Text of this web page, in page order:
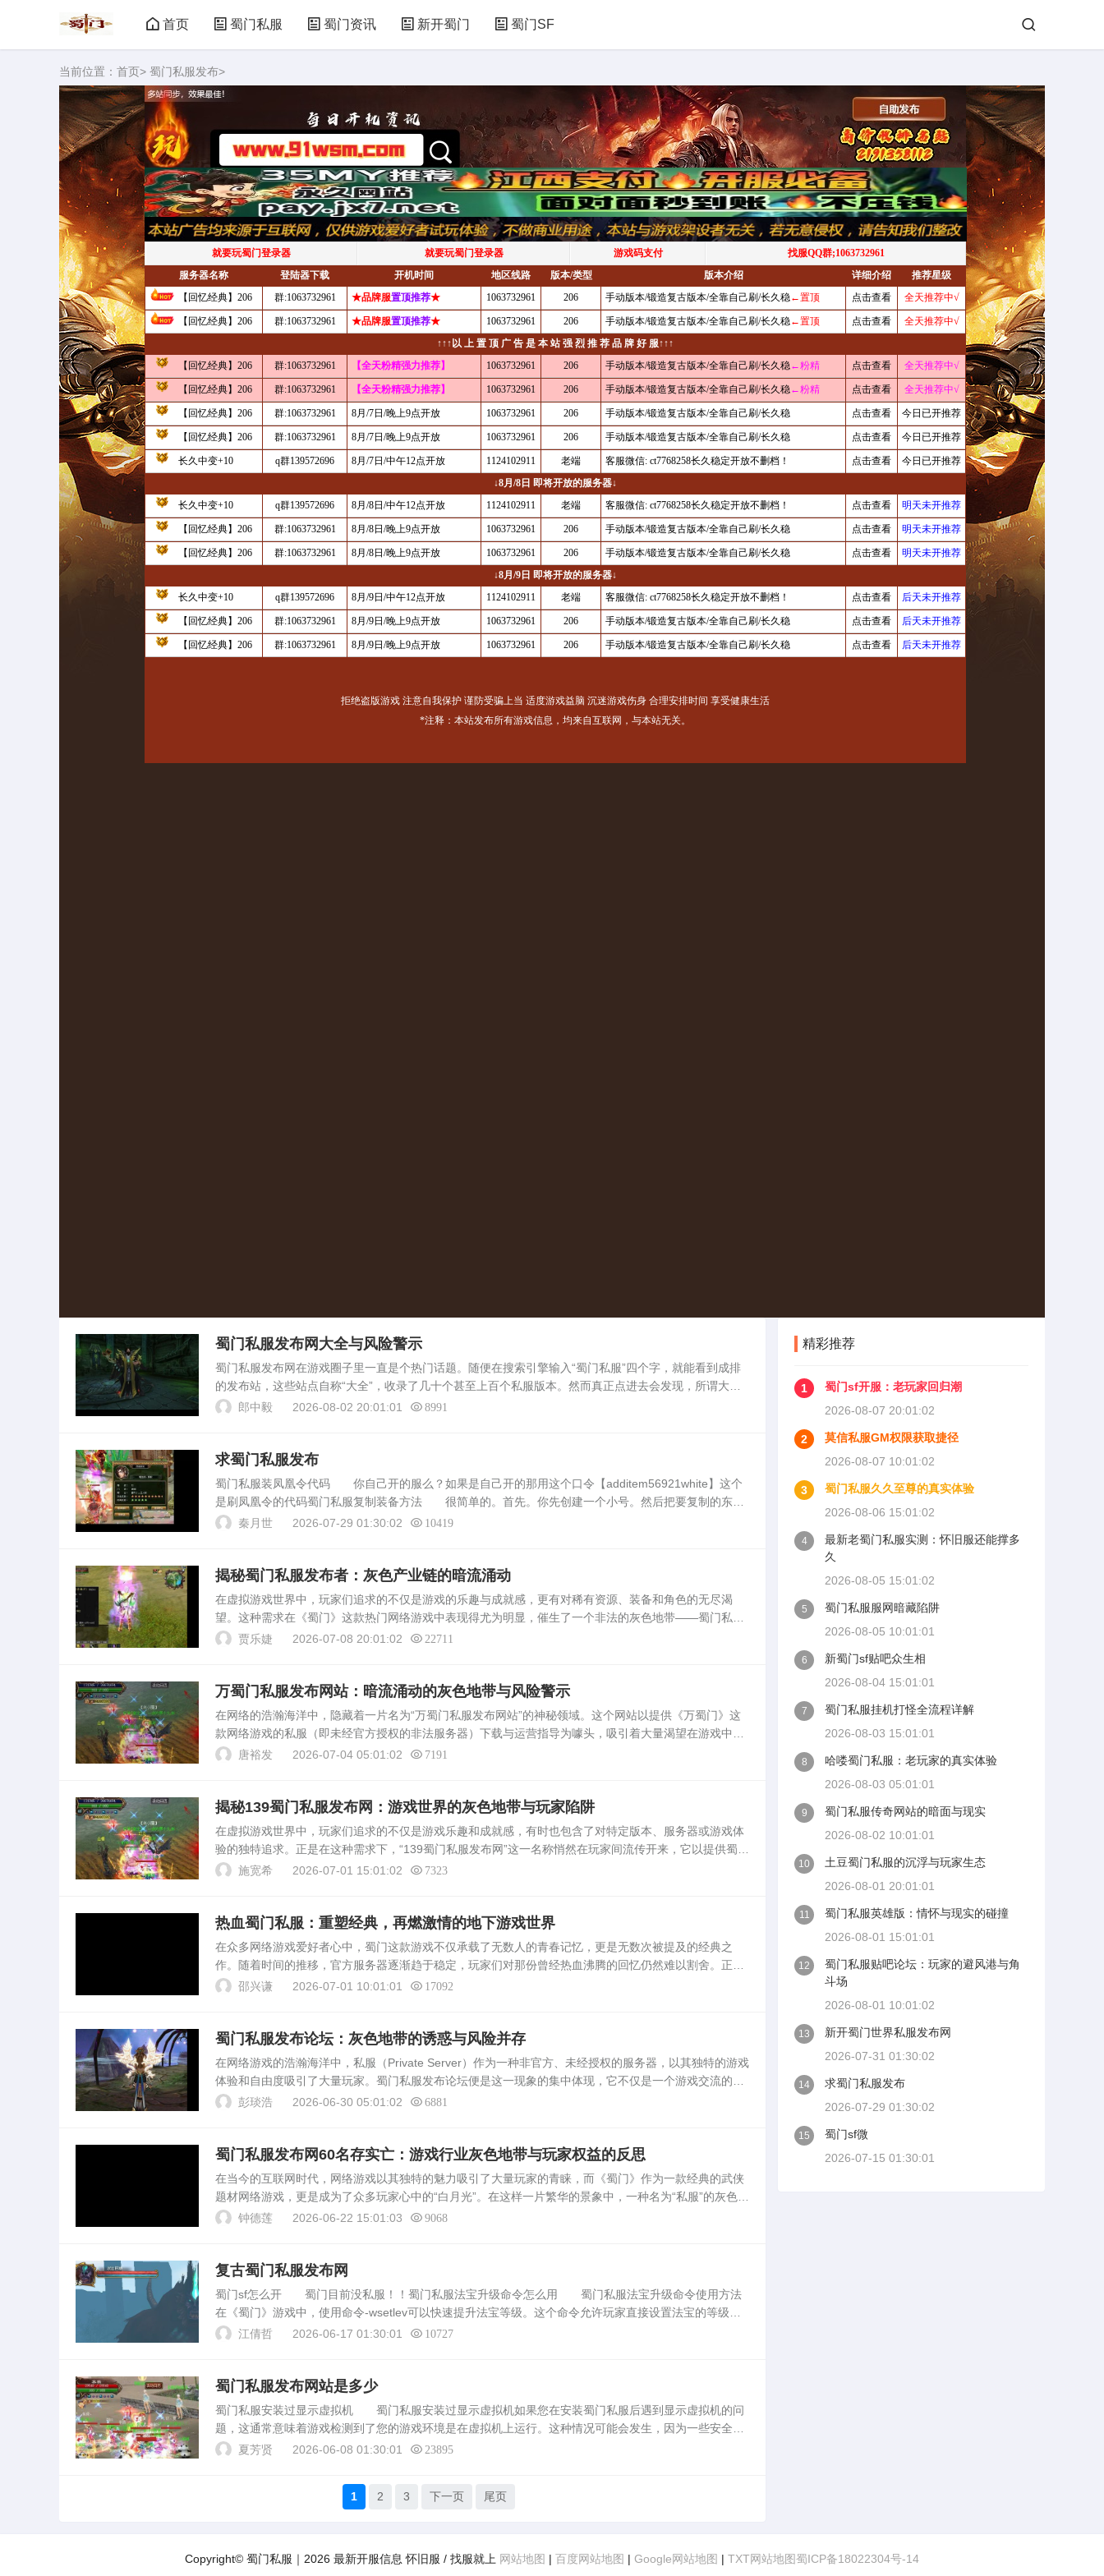
首页 蜀门私服 蜀门资讯 新开蜀门 蜀门SF
当前位置： 首页> 蜀门私服发布>
蜀门私服发布网大全与风险警示
蜀门私服发布网在游戏圈子里一直是个热门话题。随便在搜索引擎输入“蜀门私服”四个字，就能看到成排
的发布站，这些站点自称“大全”，收录了几十个甚至上百个私服版本。然而真正点进去会发现，所谓大全
不过是同一套模子刻出来的页面，列表里的服务器名字五花八门，开区时间精确到分秒，广告语清一色写
郎中毅 2026-08-02 20:01:01 8991
求蜀门私服发布
蜀门私服装凤凰令代码 你自己开的服么？如果是自己开的那用这个口令【additem56921white】这个
是刷凤凰令的代码蜀门私服复制装备方法 很简单的。首先。你先创建一个小号。然后把要复制的东西
交易给小号。之后，大号买80个宝宝。下线再上线。就有了。如果不行。还有一个办法第一步：建个小号
秦月世 2026-07-29 01:30:02 10419
揭秘蜀门私服发布者：灰色产业链的暗流涌动
在虚拟游戏世界中，玩家们追求的不仅是游戏的乐趣与成就感，更有对稀有资源、装备和角色的无尽渴
望。这种需求在《蜀门》这款热门网络游戏中表现得尤为明显，催生了一个非法的灰色地带——蜀门私服
（Private Server）。本文将深入探讨蜀门私服发布者的运营模式、背后的利益链以及其对社会与玩家的负
贾乐婕 2026-07-08 20:01:02 22711
万蜀门私服发布网站：暗流涌动的灰色地带与风险警示
在网络的浩瀚海洋中，隐藏着一片名为“万蜀门私服发布网站”的神秘领域。这个网站以提供《万蜀门》这
款网络游戏的私服（即未经官方授权的非法服务器）下载与运营指导为噱头，吸引着大量渴望在游戏中寻
找“捷径”的玩家。在这看似为玩家提供“无限可能”的背后，却潜藏着数据安全、法律风险以及游戏生态平衡
唐裕发 2026-07-04 05:01:02 7191
揭秘139蜀门私服发布网：游戏世界的灰色地带与玩家陷阱
在虚拟游戏世界中，玩家们追求的不仅是游戏乐趣和成就感，有时也包含了对特定版本、服务器或游戏体
验的独特追求。正是在这种需求下，“139蜀门私服发布网”这一名称悄然在玩家间流传开来，它以提供蜀门
游戏的非官方、私人服务器（简称“私服”）下载和游玩服务而著称。这背后隐藏的不仅仅是游戏体验的变
施宽希 2026-07-01 15:01:02 7323
热血蜀门私服：重塑经典，再燃激情的地下游戏世界
在众多网络游戏爱好者心中，蜀门这款游戏不仅承载了无数人的青春记忆，更是无数次被提及的经典之
作。随着时间的推移，官方服务器逐渐趋于稳定，玩家们对那份曾经热血沸腾的回忆仍然难以割舍。正是
在这样的背景下，“热血蜀门私服”应运而生，为那些渴望重温旧梦的玩家们提供了一片可以自由驰骋的天
邵兴谦 2026-07-01 10:01:01 17092
蜀门私服发布论坛：灰色地带的诱惑与风险并存
在网络游戏的浩瀚海洋中，私服（Private Server）作为一种非官方、未经授权的服务器，以其独特的游戏
体验和自由度吸引了大量玩家。蜀门私服发布论坛便是这一现象的集中体现，它不仅是一个游戏交流的平
台，更是一个灰色地带中交织着欲望与风险的复杂生态。本文将深入探讨蜀门私服发布论坛的运作机制、
彭琰浩 2026-06-30 05:01:02 6881
蜀门私服发布网60名存实亡：游戏行业灰色地带与玩家权益的反思
在当今的互联网时代，网络游戏以其独特的魅力吸引了大量玩家的青睐，而《蜀门》作为一款经典的武侠
题材网络游戏，更是成为了众多玩家心中的“白月光”。在这样一片繁华的景象中，一种名为“私服”的灰色地
带悄然滋生，其中尤以“蜀门私服发布网600”为代表。本文将通过对蜀门私服现象的深入分析，探讨其背后
钟德莲 2026-06-22 15:01:03 9068
复古蜀门私服发布网
蜀门sf怎么开 蜀门目前没私服！！蜀门私服法宝升级命令怎么用 蜀门私服法宝升级命令使用方法
在《蜀门》游戏中，使用命令-wsetlev可以快速提升法宝等级。这个命令允许玩家直接设置法宝的等级，
从而加速法宝的升级过程。例如，输入-wsetlev80可以将法宝等级设置为80级。这种命令通常在游戏的管
江倩哲 2026-06-17 01:30:01 10727
蜀门私服发布网站是多少
蜀门私服安装过显示虚拟机 蜀门私服安装过显示虚拟机如果您在安装蜀门私服后遇到显示虚拟机的问
题，这通常意味着游戏检测到了您的游戏环境是在虚拟机上运行。这种情况可能会发生，因为一些安全系
统会检测到虚拟机的驱动和进程，并将其视为潜在的安全风险。以下是您可以尝试的一些解决方案：重新
夏芳贤 2026-06-08 01:30:01 23895
1 2 3 下一页 尾页
精彩推荐
1
蜀门sf开服：老玩家回归潮
2026-08-07 20:01:02
2
莫信私服GM权限获取捷径
2026-08-07 10:01:02
3
蜀门私服久久至尊的真实体验
2026-08-06 15:01:02
4
最新老蜀门私服实测：怀旧服还能撑多
久
2026-08-05 15:01:02
5
蜀门私服服网暗藏陷阱
2026-08-05 10:01:01
6
新蜀门sf贴吧众生相
2026-08-04 15:01:01
7
蜀门私服挂机打怪全流程详解
2026-08-03 15:01:01
8
哈喽蜀门私服：老玩家的真实体验
2026-08-03 05:01:01
9
蜀门私服传奇网站的暗面与现实
2026-08-02 10:01:01
10
土豆蜀门私服的沉浮与玩家生态
2026-08-01 20:01:01
11
蜀门私服英雄版：情怀与现实的碰撞
2026-08-01 15:01:01
12
蜀门私服贴吧论坛：玩家的避风港与角
斗场
2026-08-01 10:01:02
13
新开蜀门世界私服发布网
2026-07-31 01:30:02
14
求蜀门私服发布
2026-07-29 01:30:02
15
蜀门sf微
2026-07-15 01:30:01
Copyright© 蜀门私服｜2026 最新开服信息 怀旧服 / 找服就上 网站地图 | 百度网站地图 | Google网站地图 | TXT网站地图蜀ICP备18022304号-14